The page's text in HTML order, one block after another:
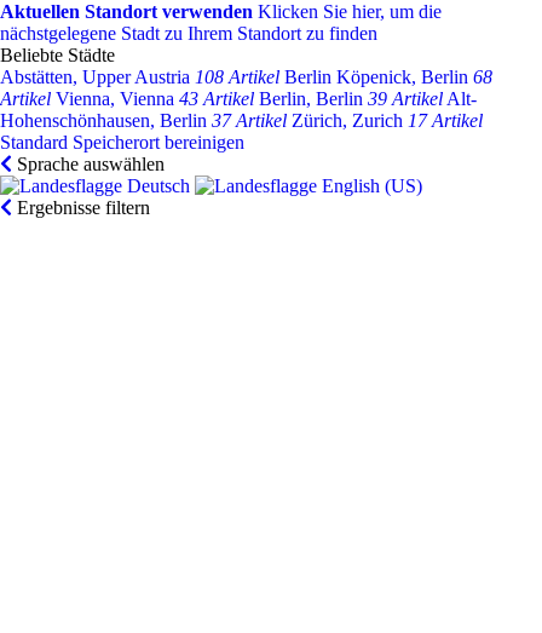
Aktuellen Standort verwenden Klicken Sie hier, um die
nächstgelegene Stadt zu Ihrem Standort zu finden
Beliebte Städte
Abstätten, Upper Austria 108 Artikel Berlin Köpenick, Berlin 68
Artikel Vienna, Vienna 43 Artikel Berlin, Berlin 39 Artikel Alt-
Hohenschönhausen, Berlin 37 Artikel Zürich, Zurich 17 Artikel
Standard Speicherort bereinigen
Sprache auswählen
Deutsch‎
English (US)‎
Ergebnisse filtern